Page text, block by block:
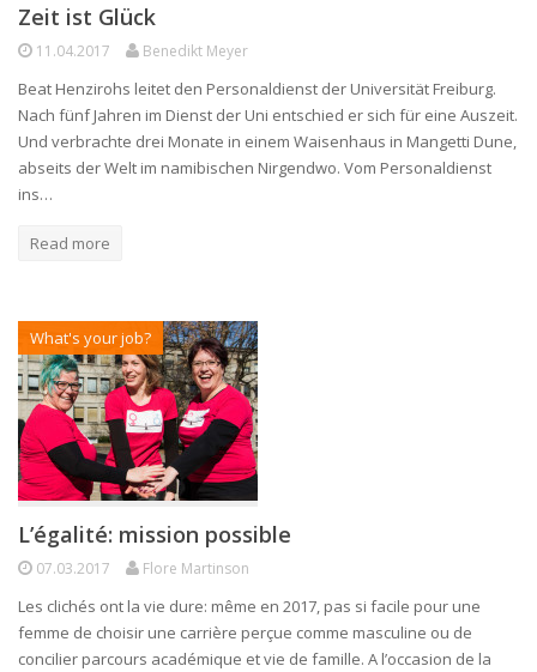
Zeit ist Glück
11.04.2017 Benedikt Meyer
Beat Henzirohs leitet den Personaldienst der Universität Freiburg.
Nach fünf Jahren im Dienst der Uni entschied er sich für eine Auszeit.
Und verbrachte drei Monate in einem Waisenhaus in Mangetti Dune,
abseits der Welt im namibischen Nirgendwo. Vom Personaldienst
ins…
Read more
What's your job?
L’égalité: mission possible
07.03.2017 Flore Martinson
Les clichés ont la vie dure: même en 2017, pas si facile pour une
femme de choisir une carrière perçue comme masculine ou de
concilier parcours académique et vie de famille. A l’occasion de la